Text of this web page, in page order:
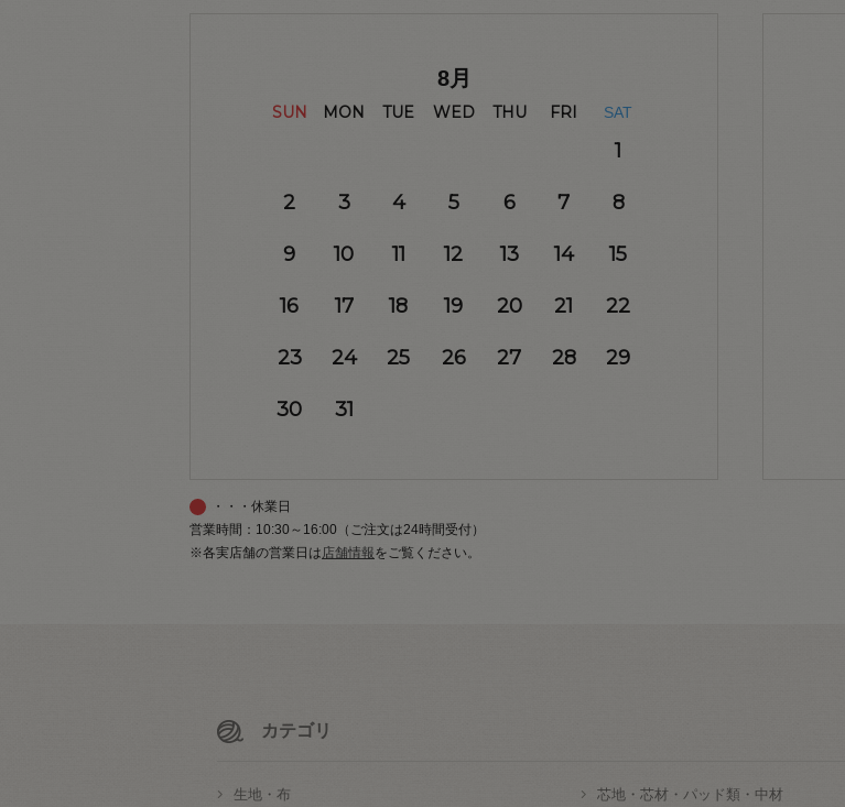
8月
SUN MON TUE WED THU FRI SAT
1
2 3 4 5 6 7 8
9 10 11 12 13 14 15
16 17 18 19 20 21 22
23 24 25 26 27 28 29
30 31
・・・休業日
営業時間：10:30～16:00（ご注文は24時間受付）
※各実店舗の営業日は店舗情報をご覧ください。
カテゴリ
生地・布 芯地・芯材・パッド類・中材